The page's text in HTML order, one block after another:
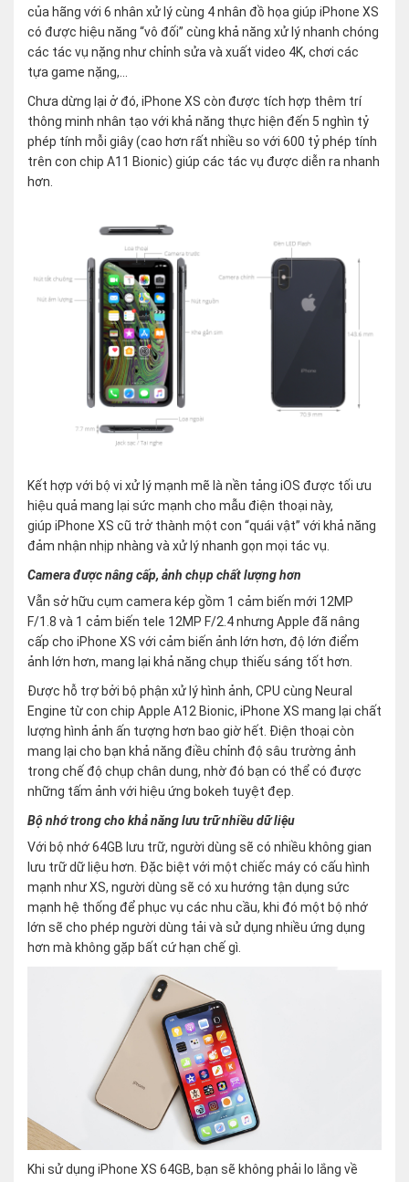
của hãng với 6 nhân xử lý cùng 4 nhân đồ họa giúp iPhone XS
có được hiệu năng “vô đối” cùng khả năng xử lý nhanh chóng
các tác vụ nặng như chỉnh sửa và xuất video 4K, chơi các
tựa game nặng,…
Chưa dừng lại ở đó, iPhone XS còn được tích hợp thêm trí
thông minh nhân tạo với khả năng thực hiện đến 5 nghìn tỷ
phép tính mỗi giây (cao hơn rất nhiều so với 600 tỷ phép tính
trên con chip A11 Bionic) giúp các tác vụ được diễn ra nhanh
hơn.
Kết hợp với bộ vi xử lý mạnh mẽ là nền tảng iOS được tối ưu
hiệu quả mang lại sức mạnh cho mẫu điện thoại này,
giúp iPhone XS cũ trở thành một con “quái vật” với khả năng
đảm nhận nhịp nhàng và xử lý nhanh gọn mọi tác vụ.
Camera được nâng cấp, ảnh chụp chất lượng hơn
Vẫn sở hữu cụm camera kép gồm 1 cảm biến mới 12MP
F/1.8 và 1 cảm biến tele 12MP F/2.4 nhưng Apple đã nâng
cấp cho iPhone XS với cảm biến ảnh lớn hơn, độ lớn điểm
ảnh lớn hơn, mang lại khả năng chụp thiếu sáng tốt hơn.
Được hỗ trợ bởi bộ phận xử lý hình ảnh, CPU cùng Neural
Engine từ con chip Apple A12 Bionic, iPhone XS mang lại chất
lượng hình ảnh ấn tượng hơn bao giờ hết. Điện thoại còn
mang lại cho bạn khả năng điều chỉnh độ sâu trường ảnh
trong chế độ chụp chân dung, nhờ đó bạn có thể có được
những tấm ảnh với hiệu ứng bokeh tuyệt đẹp.
Bộ nhớ trong cho khả năng lưu trữ nhiều dữ liệu
Với bộ nhớ 64GB lưu trữ, người dùng sẽ có nhiều không gian
lưu trữ dữ liệu hơn. Đặc biệt với một chiếc máy có cấu hình
mạnh như XS, người dùng sẽ có xu hướng tận dụng sức
mạnh hệ thống để phục vụ các nhu cầu, khi đó một bộ nhớ
lớn sẽ cho phép người dùng tải và sử dụng nhiều ứng dụng
hơn mà không gặp bất cứ hạn chế gì.
Khi sử dụng iPhone XS 64GB, bạn sẽ không phải lo lắng về